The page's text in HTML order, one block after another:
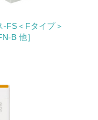
-FS＜Fタイプ＞
B 他］